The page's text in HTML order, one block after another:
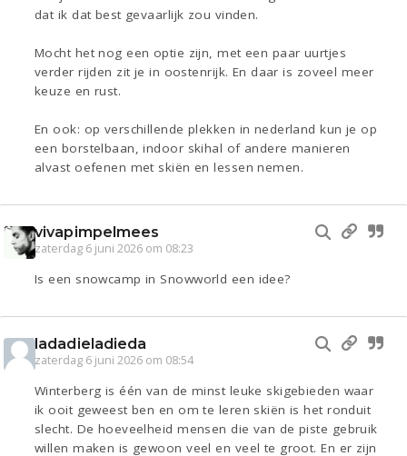
dat ik dat best gevaarlijk zou vinden.
Mocht het nog een optie zijn, met een paar uurtjes
verder rijden zit je in oostenrijk. En daar is zoveel meer
keuze en rust.
En ook: op verschillende plekken in nederland kun je op
een borstelbaan, indoor skihal of andere manieren
alvast oefenen met skiën en lessen nemen.
vivapimpelmees
zaterdag 6 juni 2026 om 08:23
Is een snowcamp in Snowworld een idee?
ladadieladieda
zaterdag 6 juni 2026 om 08:54
Winterberg is één van de minst leuke skigebieden waar
ik ooit geweest ben en om te leren skiën is het ronduit
slecht. De hoeveelheid mensen die van de piste gebruik
willen maken is gewoon veel en veel te groot. En er zijn